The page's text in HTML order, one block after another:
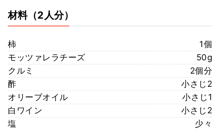
材料（2人分）
柿
1個
モッツァレラチーズ
50g
クルミ
2個分
酢
小さじ2
オリーブオイル
小さじ1
白ワイン
小さじ2
塩
少々